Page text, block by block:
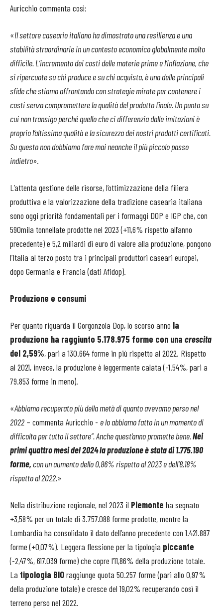
Auricchio commenta così:
«Il settore caseario italiano ha dimostrato una resilienza e una
stabilità straordinarie in un contesto economico globalmente molto
difficile. L’incremento dei costi delle materie prime e l’inflazione, che
si ripercuote su chi produce e su chi acquista, è una delle principali
sfide che stiamo affrontando con strategie mirate per contenere i
costi senza compromettere la qualità del prodotto finale. Un punto su
cui non transigo perché quello che ci differenzia dalle imitazioni è
proprio l’altissima qualità e la sicurezza dei nostri prodotti certificati.
Su questo non dobbiamo fare mai neanche il più piccolo passo
indietro».
L’attenta gestione delle risorse, l’ottimizzazione della filiera
produttiva e la valorizzazione della tradizione casearia italiana
sono oggi priorità fondamentali per i formaggi DOP e IGP che, con
590mila tonnellate prodotte nel 2023 (+11,6% rispetto all’anno
precedente) e 5,2 miliardi di euro di valore alla produzione, pongono
l’Italia al terzo posto tra i principali produttori caseari europei,
dopo Germania e Francia (dati Afidop).
Produzione e consumi
Per quanto riguarda il Gorgonzola Dop, lo scorso anno la
produzione ha raggiunto 5.178.975 forme con una crescita
del 2,59%, pari a 130.664 forme in più rispetto al 2022. Rispetto
al 2021, invece, la produzione è leggermente calata (-1.54%, pari a
79.853 forme in meno).
«Abbiamo recuperato più della metà di quanto avevamo perso nel
2022 – commenta Auricchio - e lo abbiamo fatto in un momento di
difficolta per tutto il settore”. Anche quest’anno promette bene.Nei
primi quattro mesi del 2024 la produzione è stata di 1.775.190
forme,con un aumento dello 0,86% rispetto al 2023 e dell’8,18%
rispetto al 2022.»
Nella distribuzione regionale, nel 2023 il Piemonte ha segnato
+3,58% per un totale di 3.757.088 forme prodotte, mentre la
Lombardia ha consolidato il dato dell’anno precedente con 1.421.887
forme (+0,07%). Leggera flessione per la tipologia piccante
(-2,47%, 617.039 forme) che copre l’11,86% della produzione totale.
La tipologia BIOraggiunge quota 50.257 forme (pari allo 0,97%
della produzione totale) e cresce del 19,02% recuperando così il
terreno perso nel 2022.